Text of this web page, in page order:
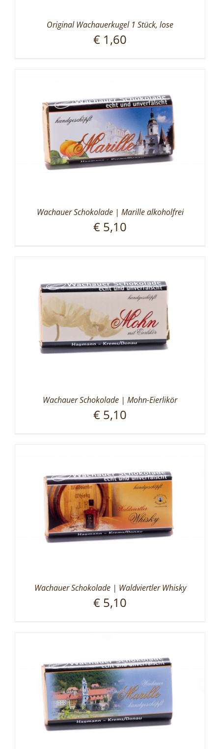
Original Wachauerkugel 1 Stück, lose
€ 1,60
Wachauer Schokolade | Marille alkoholfrei
€ 5,10
Wachauer Schokolade | Mohn-Eierlikör
€ 5,10
Wachauer Schokolade | Waldviertler Whisky
€ 5,10